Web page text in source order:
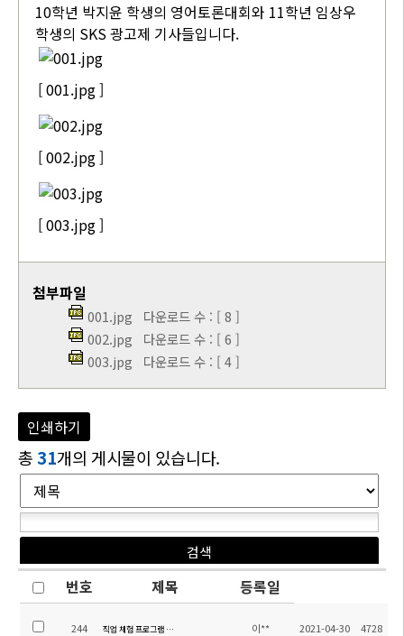
10학년 박지윤 학생의 영어토론대회와 11학년 임상우
학생의 SKS 광고제 기사들입니다.
[ 001.jpg ]
[ 002.jpg ]
[ 003.jpg ]
첨부파일
001.jpg 다운로드 수 : [ 8 ]
002.jpg 다운로드 수 : [ 6 ]
003.jpg 다운로드 수 : [ 4 ]
인쇄하기
총 31개의 게시물이 있습니다.
번호 제목 등록일
244 직업 체험 프로그램 운영 이** 2021-04-30 4728